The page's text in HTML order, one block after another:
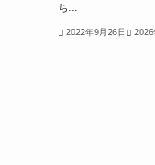
ち...
2022年9月26日 2026